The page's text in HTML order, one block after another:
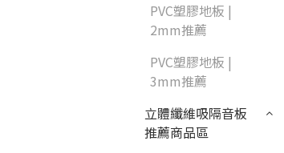
PVC塑膠地板 |
2mm推薦
PVC塑膠地板 |
3mm推薦
立體纖維吸隔音板
推薦商品區